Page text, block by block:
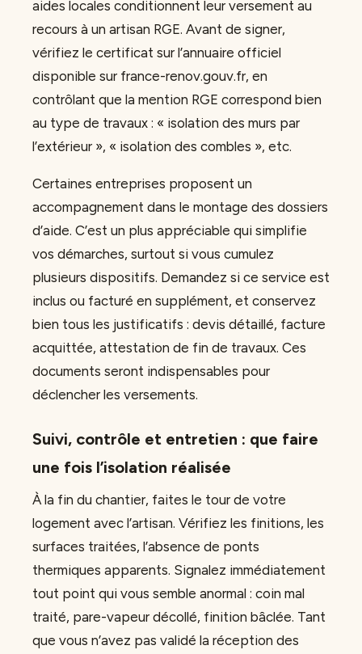
aides locales conditionnent leur versement au
recours à un artisan RGE. Avant de signer,
vérifiez le certificat sur l’annuaire officiel
disponible sur france-renov.gouv.fr, en
contrôlant que la mention RGE correspond bien
au type de travaux : « isolation des murs par
l’extérieur », « isolation des combles », etc.
Certaines entreprises proposent un
accompagnement dans le montage des dossiers
d’aide. C’est un plus appréciable qui simplifie
vos démarches, surtout si vous cumulez
plusieurs dispositifs. Demandez si ce service est
inclus ou facturé en supplément, et conservez
bien tous les justificatifs : devis détaillé, facture
acquittée, attestation de fin de travaux. Ces
documents seront indispensables pour
déclencher les versements.
Suivi, contrôle et entretien : que faire
une fois l’isolation réalisée
À la fin du chantier, faites le tour de votre
logement avec l’artisan. Vérifiez les finitions, les
surfaces traitées, l’absence de ponts
thermiques apparents. Signalez immédiatement
tout point qui vous semble anormal : coin mal
traité, pare-vapeur décollé, finition bâclée. Tant
que vous n’avez pas validé la réception des